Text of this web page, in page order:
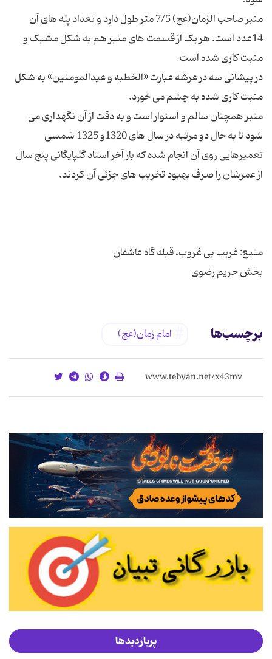
منبر صاحب الزمان(عج) 7/5 متر طول دارد و تعداد پله های آن
14عدد است. هر یک از قسمت های منبر هم به شکل مشبک و
در پیشانی سه در عرشه عبارت «الخطبه و عیدالمومنین» به شکل
منبر همچنان سالم و استوار است و به دقت از آن نگهداری می
شود تا به حال دو مرتبه در سال های 1320و 1325 شمسی
تعمیرهایی روی آن انجام شده که بار آخر استاد گلپایگانی پنج سال
بخش حریم رضوی
برچسب‌ها امام زمان(عج)
پربازدیدها